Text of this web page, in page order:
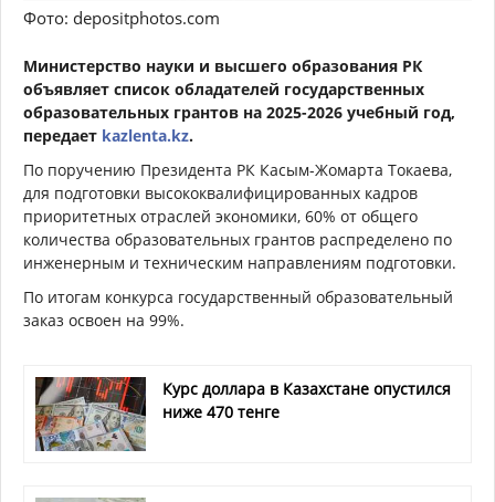
Фото: depositphotos.com
Министерство науки и высшего образования РК
объявляет список обладателей государственных
образовательных грантов на 2025-2026 учебный год,
передает kazlenta.kz.
По поручению Президента РК Касым-Жомарта Токаева,
для подготовки высококвалифицированных кадров
приоритетных отраслей экономики, 60% от общего
количества образовательных грантов распределено по
инженерным и техническим направлениям подготовки.
По итогам конкурса государственный образовательный
заказ освоен на 99%.
Курс доллара в Казахстане опустился
ниже 470 тенге